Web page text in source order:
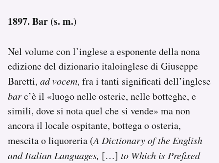
SHOP
CALENDARIO
AREA PERSONALE
Area Personale
1897. Bar (s. m.)
Nel volume con l’inglese a esponente della nona
edizione del dizionario italoinglese di Giuseppe
Baretti, ad vocem, fra i tanti significati dell’inglese
barc’è il «luogo nelle osterie, nelle botteghe, e
simili, dove si nota quel che si vende» ma non
ancora il locale ospitante, bottega o osteria,
mescita o liquoreria (A Dictionary of the English
and Italian Languages, […] to Which is Prefixed